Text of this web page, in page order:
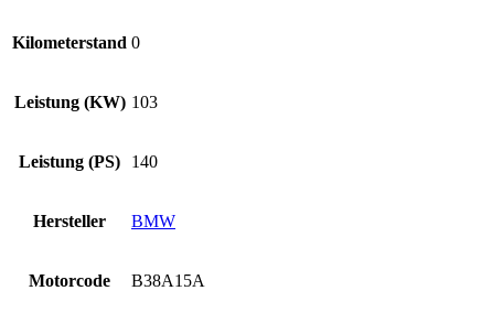
Kilometerstand 0
Leistung (KW) 103
Leistung (PS) 140
Hersteller BMW
Motorcode B38A15A